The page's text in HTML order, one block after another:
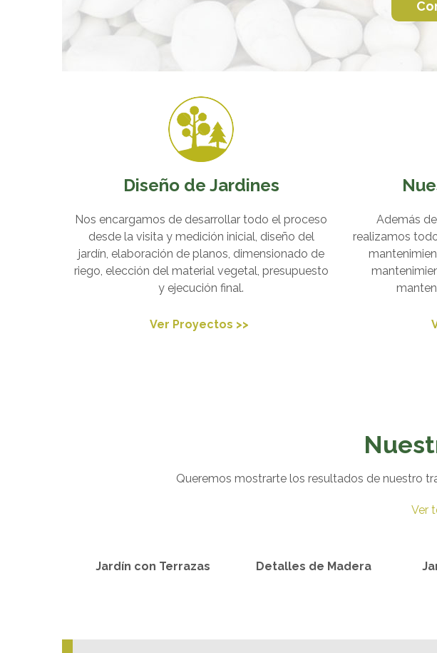
Diseño de Jardines
Nos encargamos de desarrollar todo el proceso
desde la visita y medición inicial, diseño del
jardín, elaboración de planos, dimensionado de
riego, elección del material vegetal, presupuesto
y ejecución final.
Ver Proyectos >>
Además
realizamos
Queremos mostrarte los resultados de nuestro
Ver
Jardín con Terrazas Detalles de Madera